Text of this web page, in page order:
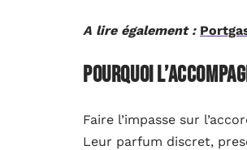
A lire également :
Pourquoi
Faire l’impasse sur
Leur parfum discret,